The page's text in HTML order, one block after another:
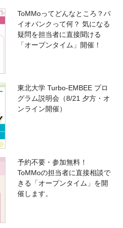
ToMMoってどんなところ？バ
イオバンクって何？ 気になる
疑問を担当者に直接聞ける
「オープンタイム」開催！
東北大学 Turbo-EMBEE プロ
グラム説明会（8/21 夕方・オ
ンライン開催）
予約不要・参加無料！
ToMMoの担当者に直接相談で
きる「オープンタイム」を開
催します。